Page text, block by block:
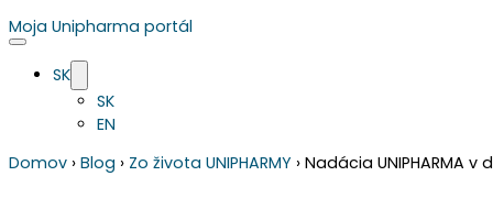
Moja Unipharma portál
SK
SK
EN
Domov › Blog › Zo života UNIPHARMY › Nadácia UNIPHARMA